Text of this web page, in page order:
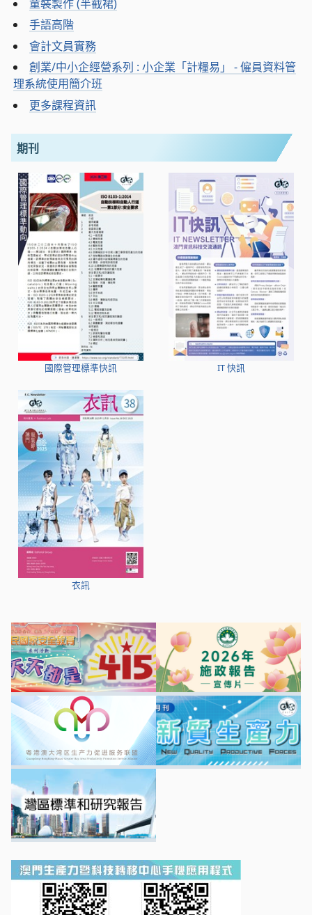
童裝製作 (半截裙)
手語高階
會計文員實務
創業/中小企經營系列 : 小企業「計糧易」 - 僱員資料管
理系統使用簡介班
更多課程資訊
期刊
國際管理標準快訊 IT 快訊
衣訊